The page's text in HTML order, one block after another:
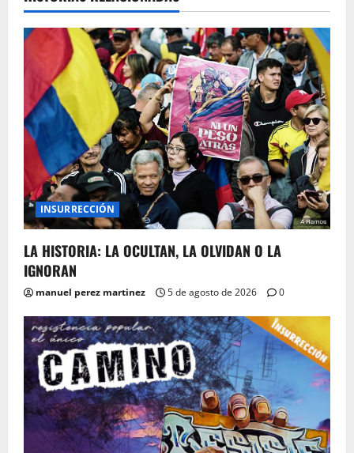
INSURRECCIÓN
LA HISTORIA: LA OCULTAN, LA OLVIDAN O LA
IGNORAN
manuel perez martinez 5 de agosto de 2026 0